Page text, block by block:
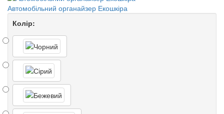
Автомобільний органайзер Екошкіра
Колір: